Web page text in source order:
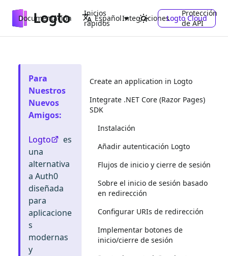
Documentación
Inicios
rápidos
Integraciones
Protección
de API
Español Logto Cloud
Para
Nuestros
Nuevos
Amigos:
Logto
es
una
alternativa
a Auth0
diseñada
para
aplicacione
s
modernas
y
Create an application in Logto
Integrate .NET Core (Razor Pages)
SDK
Instalación
Añadir autenticación Logto
Flujos de inicio y cierre de sesión
Sobre el inicio de sesión basado
en redirección
Configurar URIs de redirección
Implementar botones de
inicio/cierre de sesión